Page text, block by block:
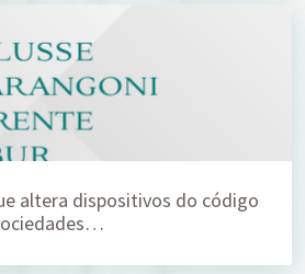
altera dispositivos do código